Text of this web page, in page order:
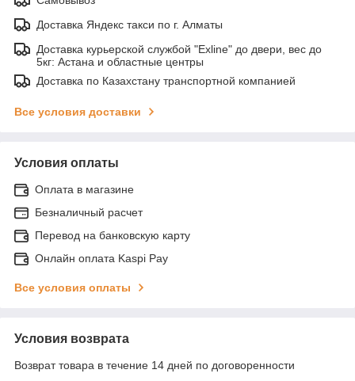
Доставка Яндекс такси по г. Алматы
Доставка курьерской службой "Exline" до двери, вес до
5кг: Астана и областные центры
Доставка по Казахстану транспортной компанией
Все условия доставки
Условия оплаты
Оплата в магазине
Безналичный расчет
Перевод на банковскую карту
Онлайн оплата Kaspi Pay
Все условия оплаты
Условия возврата
Возврат товара в течение 14 дней по договоренности